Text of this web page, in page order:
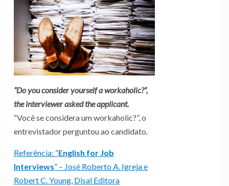
“Do you consider yourself a workaholic?”,
the interviewer asked the applicant.
“Você se considera um workaholic?”, o
entrevistador perguntou ao candidato.
Referência: “English for Job
Interviews” – José Roberto A. Igreja e
Robert C. Young, Disal Editora